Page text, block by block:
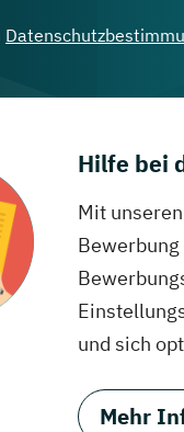
Hilfe bei
Mit
und sich
Mehr